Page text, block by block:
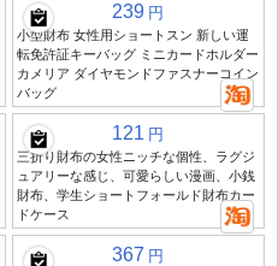
239 円
小型財布 女性用ショートスン 新しい運
転免許証キーバッグ ミニカードホルダー
カメリア ダイヤモンドファスナーコイン
バッグ
121 円
三折り財布の女性ニッチな個性、ラグジ
ュアリーな感じ、可愛らしい漫画、小銭
財布、学生ショートフォールド財布カー
ドケース
367 円